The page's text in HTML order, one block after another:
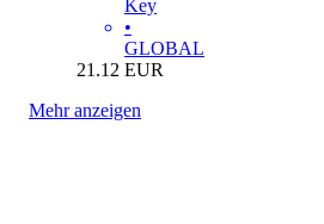
Key
•
GLOBAL
21.12 EUR
Mehr anzeigen